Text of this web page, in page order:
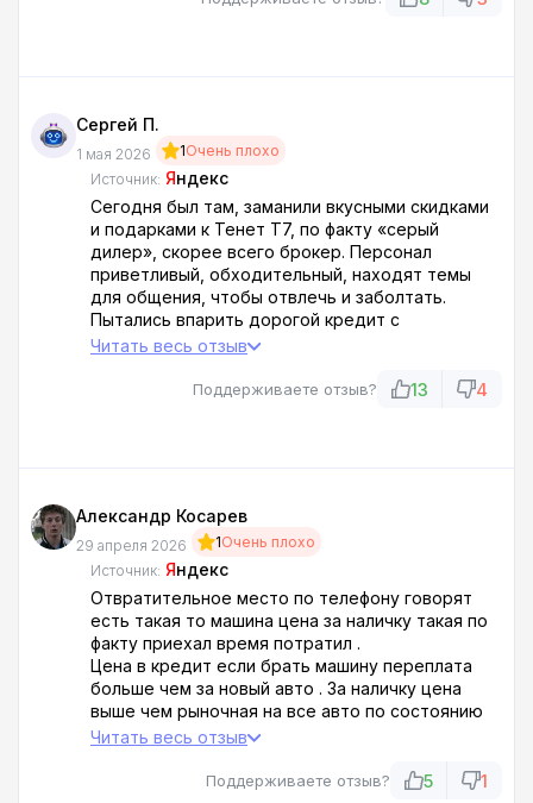
Сергей П.
1 мая 2026 1Очень плохо
Источник: Яндекс
Сегодня был там, заманили вкусными скидками
и подарками к Тенет Т7, по факту «серый
дилер», скорее всего брокер. Персонал
приветливый, обходительный, находят темы
для общения, чтобы отвлечь и заболтать.
Пытались впарить дорогой кредит с
включением кучи допов на авто с завышенной
Читать весь отзыв
Поддерживаете отзыв? 13 4
Александр Косарев
29 апреля 2026 1Очень плохо
Источник: Яндекс
Отвратительное место по телефону говорят
есть такая то машина цена за наличку такая по
факту приехал время потратил .
Цена в кредит если брать машину переплата
больше чем за новый авто . За наличку цена
выше чем рыночная на все авто по состоянию
машин ещё не понятно даже не пошли смотреть
Читать весь отзыв
Поддерживаете отзыв? 5 1